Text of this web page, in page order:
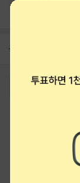
공지 8월 상품권+쿠
2026-08-01
로그인
이용